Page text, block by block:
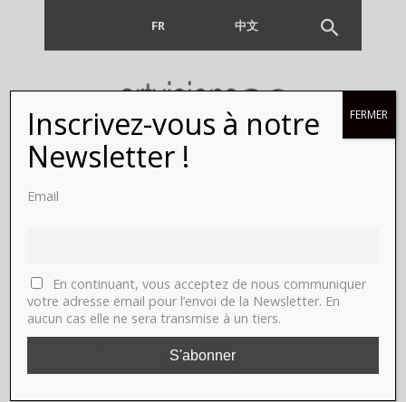
FR 中文
Roxane
ans, prix
Juvénars-
IESA
Inscrivez-vous à notre
Newsletter !
Email
En continuant, vous acceptez de nous communiquer
votre adresse email pour l’envoi de la Newsletter. En
aucun cas elle ne sera transmise à un tiers.
FERMER